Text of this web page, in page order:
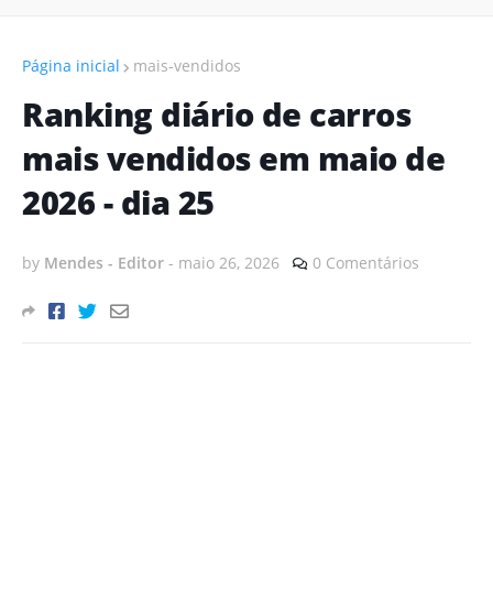
Página inicial mais-vendidos
Ranking diário de carros
mais vendidos em maio de
2026 - dia 25
by Mendes - Editor - maio 26, 2026 0 Comentários